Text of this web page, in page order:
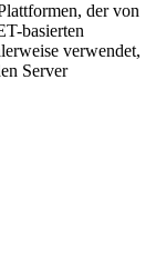
der von
basierten
verwendet,
Server